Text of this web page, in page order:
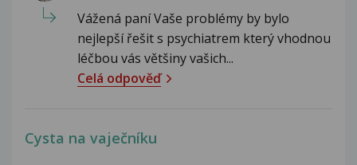
Vážená paní Vaše problémy by bylo
nejlepší řešit s psychiatrem který vhodnou
léčbou vás většiny vašich...
Celá odpověď
Cysta na vaječníku